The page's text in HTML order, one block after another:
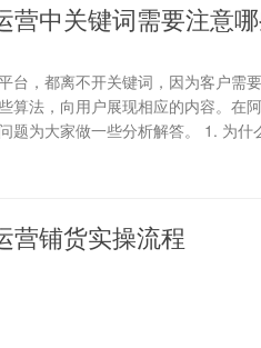
营中关键词需要注意
台，都离不开关键词，因为客户需
算法，向用户展现相应的内容。在
题为大家做一些分析解答。 1. 为什
营铺货实操流程